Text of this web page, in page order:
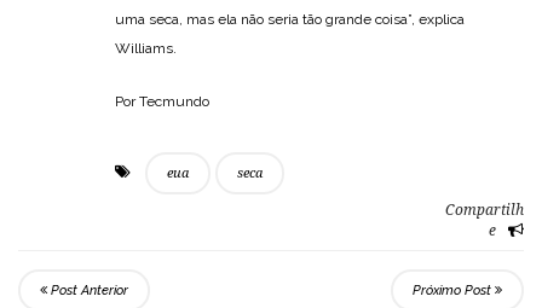
uma seca, mas ela não seria tão grande coisa”, explica
Williams.
Por Tecmundo
eua seca
Compartilh
e
Post Anterior Próximo Post